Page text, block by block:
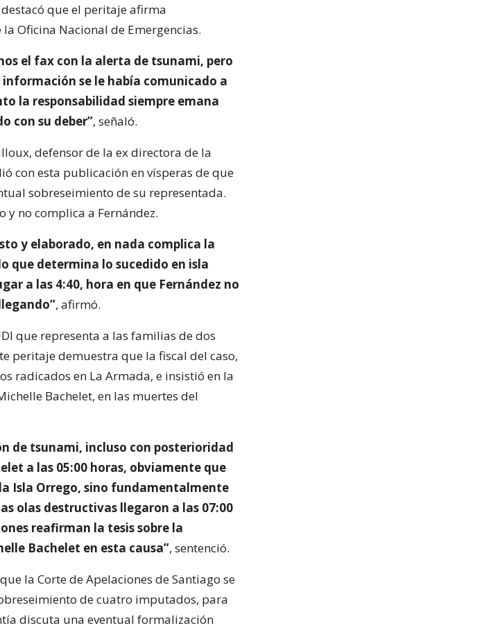
que el peritaje afirma
Oficina Nacional de Emergencias.
el fax con la alerta de tsunami, pero
se le había comunicado a
la responsabilidad siempre emana
con su deber”, señaló.
defensor de la ex directora de la
con esta publicación en vísperas de que
sobreseimiento de su representada.
y no complica a Fernández.
y elaborado, en nada complica la
que determina lo sucedido en isla
a las 4:40, hora en que Fernández no
, afirmó.
que representa a las familias de dos
peritaje demuestra que la fiscal del caso,
radicados en La Armada, e insistió en la
Bachelet, en las muertes del
de tsunami, incluso con posterioridad
a las 05:00 horas, obviamente que
Isla Orrego, sino fundamentalmente
olas destructivas llegaron a las 07:00
reafirman la tesis sobre la
Bachelet en esta causa”, sentenció.
la Corte de Apelaciones de Santiago se
de cuatro imputados, para
discuta una eventual formalización